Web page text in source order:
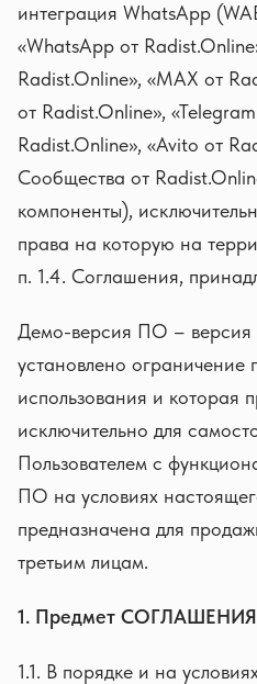
интеграция WhatsApp
«WhatsApp от
Radist.Online», «MAX от
от Radist.Online»,
Radist.Online», «Avito от
Сообщества от
компоненты),
права на которую на
п. 1.4. Соглашения,
Демо-версия ПО – версия
установлено ограничение
использования и которая
исключительно для
Пользователем с
ПО на условиях
предназначена для
третьим лицам.
1. Предмет СОГЛАШЕНИЯ
1.1. В порядке и на